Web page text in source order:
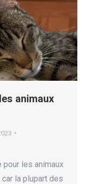
animaux
pour les animaux
la plupart des